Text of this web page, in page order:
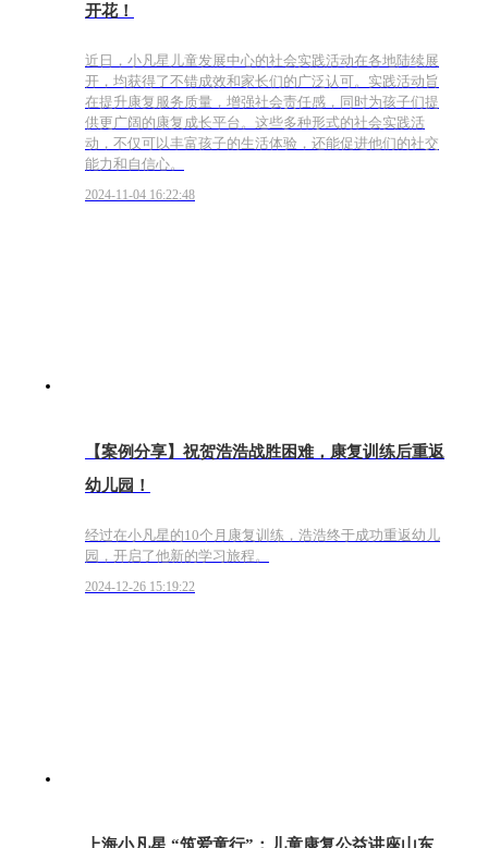
开花！
近日，小凡星儿童发展中心的社会实践活动在各地陆续展
开，均获得了不错成效和家长们的广泛认可。实践活动旨
在提升康复服务质量，增强社会责任感，同时为孩子们提
供更广阔的康复成长平台。这些多种形式的社会实践活
动，不仅可以丰富孩子的生活体验，还能促进他们的社交
能力和自信心。
2024-11-04 16:22:48
【案例分享】祝贺浩浩战胜困难，康复训练后重返
幼儿园！
经过在小凡星的10个月康复训练，浩浩终于成功重返幼儿
园，开启了他新的学习旅程。
2024-12-26 15:19:22
上海小凡星 “筑爱童行”：儿童康复公益讲座山东